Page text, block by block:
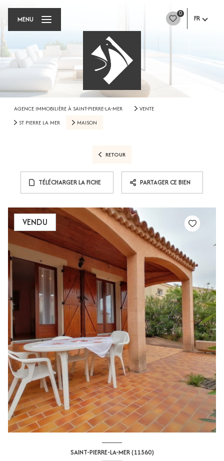
0
FR
MENU
AGENCE IMMOBILIÈRE À SAINT-PIERRE-LA-MER
VENTE
ST PIERRE LA MER
MAISON
RETOUR
TÉLÉCHARGER LA FICHE PARTAGER CE BIEN
VENDU
SAINT-PIERRE-LA-MER (11560)